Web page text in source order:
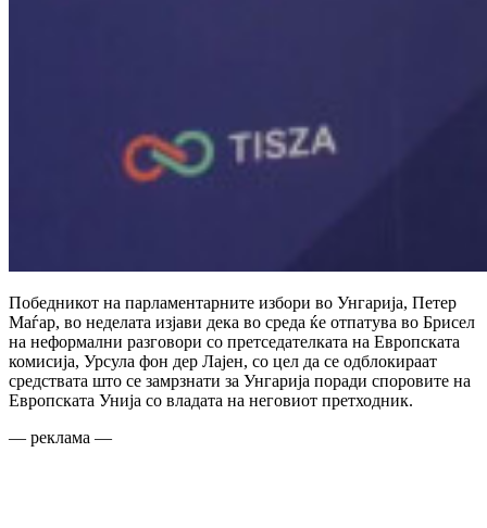
Победникот на парламентарните избори во Унгарија, Петер
Маѓар, во неделата изјави дека во среда ќе отпатува во Брисел
на неформални разговори со претседателката на Европската
комисија, Урсула фон дер Лајен, со цел да се одблокираат
средствата што се замрзнати за Унгарија поради споровите на
Европската Унија со владата на неговиот претходник.
— реклама —